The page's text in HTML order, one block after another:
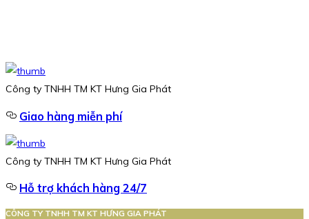
Công ty TNHH TM KT Hưng Gia Phát
Giao hàng miễn phí
Công ty TNHH TM KT Hưng Gia Phát
Hỗ trợ khách hàng 24/7
CÔNG TY TNHH TM KT HƯNG GIA PHÁT